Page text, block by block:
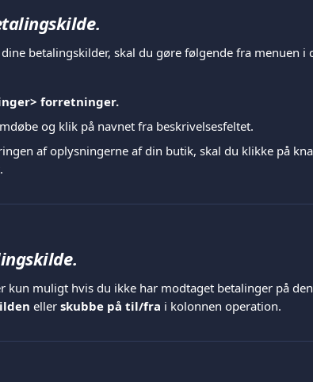
betalingskilder, skal du gøre følgende fra menuen i
forretninger.
og klik på navnet fra beskrivelsesfeltet.
af oplysningerne af din butik, skal du klikke på
kun muligt hvis du ikke har modtaget betalinger på
eller skubbe på til/fra i kolonnen operation.